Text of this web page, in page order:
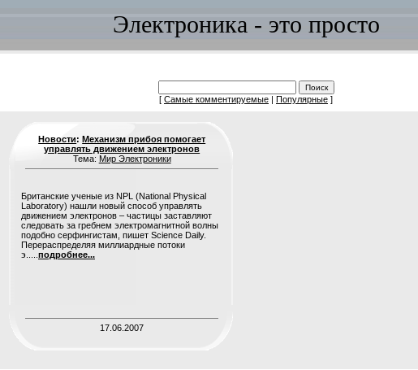
Электроника - это просто
[ Самые комментируемые | Популярные ]
Новости:Механизм прибоя помогает
управлять движением электронов
Тема: Мир Электроники
Британские ученые из NPL (National Physical
Laboratory) нашли новый способ управлять
движением электронов – частицы заставляют
следовать за гребнем электромагнитной волны
подобно серфингистам, пишет Science Daily.
Перераспределяя миллиардные потоки
э..... подробнее...
17.06.2007